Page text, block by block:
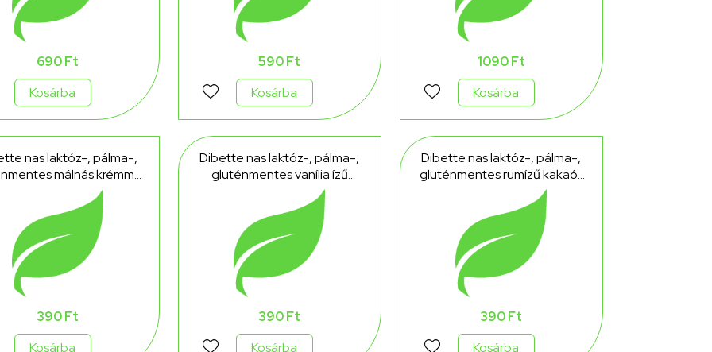
690 Ft
Kosárba
590 Ft
Kosárba
1090 Ft
Kosárba
nas laktóz-, pálma-,
málnás krémmel
ostyaszelet, hcn,
26 g
390 Ft
Kosárba
Dibette nas laktóz-, pálma-,
gluténmentes vanília ízű
krémmel töltött ostyaszelet,
hcn, édesítőszerekkel 26 g
390 Ft
Kosárba
Dibette nas laktóz-, pálma-,
gluténmentes rumízű kakaós
krémmel töltött ostyaszelet,
hcn, édesítőszerekkel 26 g
390 Ft
Kosárba